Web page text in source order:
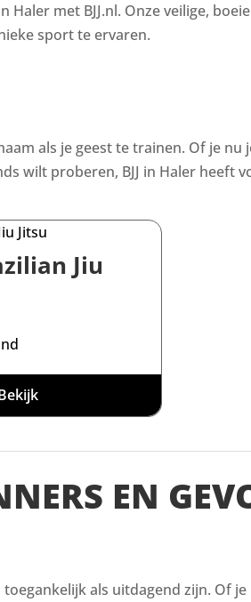
Haler met BJJ.nl. Onze veilige,
sport te ervaren.
als je geest te trainen. Of je
wilt proberen, BJJ in Haler heeft
Jiu
EN
als uitdagend zijn. Of